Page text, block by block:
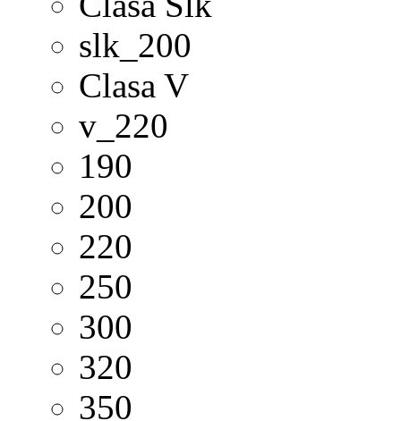
slk_200
Clasa V
v_220
190
200
220
250
300
320
350